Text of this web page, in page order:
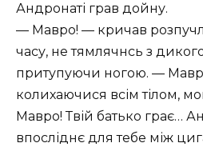
Андронаті грав дойну.
— Мавро! — кричав
часу, не тямлячнсь з
притупуючи ногою. —
колихаючися всім тілом,
Мавро! Твій батько грає…
впосліднє для тебе між